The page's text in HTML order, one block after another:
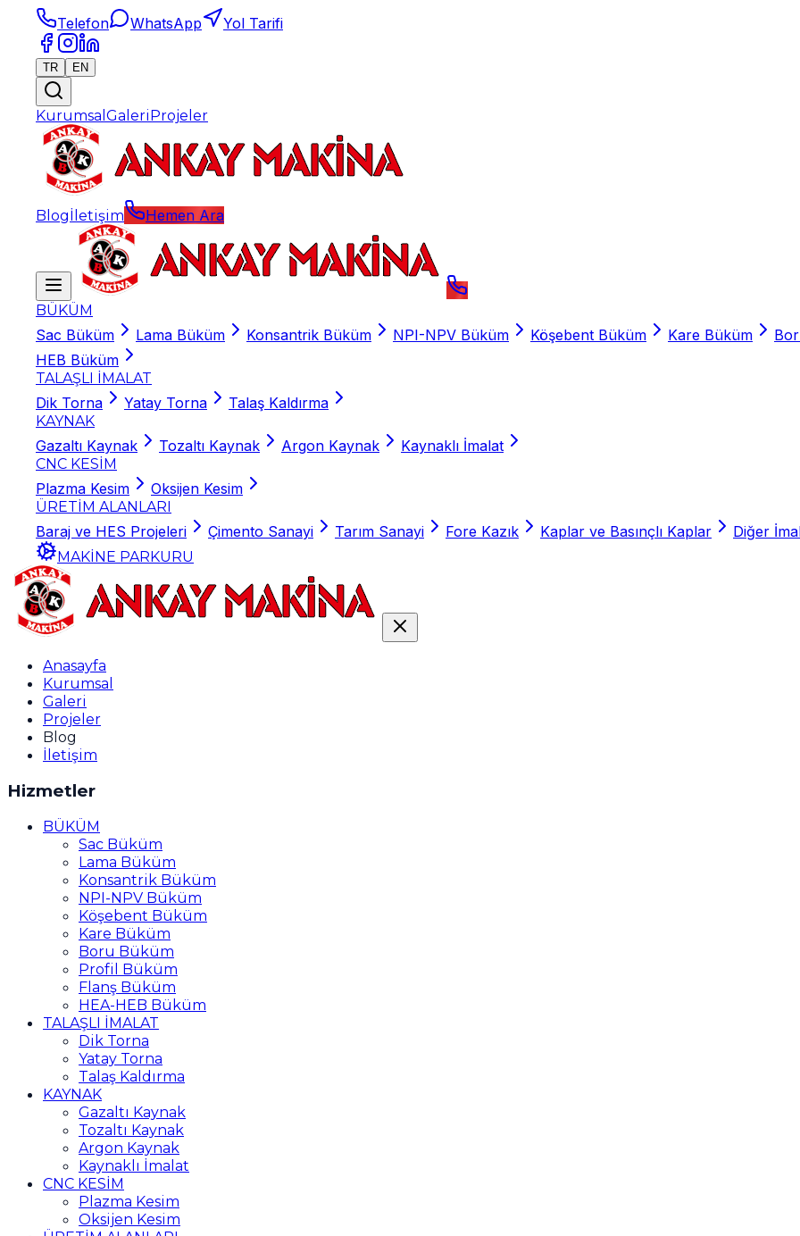
Telefon WhatsApp Yol Tarifi
TR EN
Kurumsal GaleriProjeler
Blogİletişim Hemen Ara
BÜKÜM
Sac Büküm Lama Büküm Konsantrik Büküm NPI-NPV Büküm Köşebent Büküm Kare Büküm
HEB Büküm
TALAŞLI İMALAT
Dik Torna Yatay Torna Talaş Kaldırma
KAYNAK
Gazaltı Kaynak Tozaltı Kaynak Argon Kaynak Kaynaklı İmalat
CNC KESİM
Plazma Kesim Oksijen Kesim
ÜRETİM ALANLARI
Baraj ve HES Projeleri Çimento Sanayi Tarım Sanayi Fore Kazık Kaplar ve Basınçlı Kaplar Diğer
MAKİNE PARKURU
Anasayfa
Kurumsal
Galeri
Projeler
Blog
İletişim
Hizmetler
BÜKÜM
Sac Büküm
Lama Büküm
Konsantrik Büküm
NPI-NPV Büküm
Köşebent Büküm
Kare Büküm
Boru Büküm
Profil Büküm
Flanş Büküm
HEA-HEB Büküm
TALAŞLI İMALAT
Dik Torna
Yatay Torna
Talaş Kaldırma
KAYNAK
Gazaltı Kaynak
Tozaltı Kaynak
Argon Kaynak
Kaynaklı İmalat
CNC KESİM
Plazma Kesim
Oksijen Kesim